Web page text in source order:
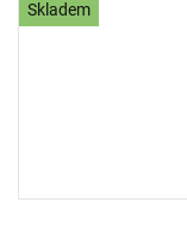
Skladem